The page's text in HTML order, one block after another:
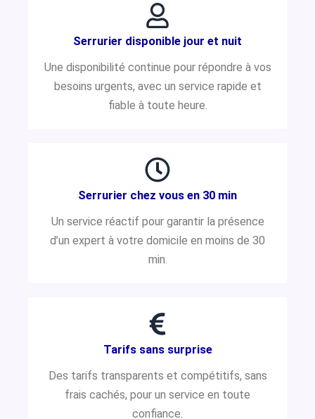
Serrurier disponible jour et nuit
Une disponibilité continue pour répondre à vos
besoins urgents, avec un service rapide et
fiable à toute heure.
Serrurier chez vous en 30 min
Un service réactif pour garantir la présence
d’un expert à votre domicile en moins de 30
min.
Tarifs sans surprise
Des tarifs transparents et compétitifs, sans
frais cachés, pour un service en toute
confiance.